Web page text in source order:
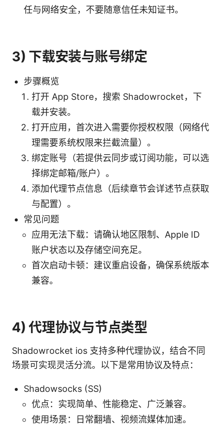
任与网络安全，不要随意信任未知证书。
3) 下载安装与账号绑定
步骤概览
打开 App Store，搜索 Shadowrocket，下
载并安装。
打开应用，首次进入需要你授权权限（网络代
理需要系统权限来拦截流量）。
绑定账号（若提供云同步或订阅功能，可以选
择绑定邮箱/账户）。
添加代理节点信息（后续章节会详述节点获取
与配置）。
常见问题
应用无法下载：请确认地区限制、Apple ID
账户状态以及存储空间充足。
首次启动卡顿：建议重启设备，确保系统版本
兼容。
4) 代理协议与节点类型
Shadowrocket ios 支持多种代理协议，结合不同
场景可实现灵活分流。以下是常用协议及特点：
Shadowsocks (SS)
优点：实现简单、性能稳定、广泛兼容。
使用场景：日常翻墙、视频流媒体加速。